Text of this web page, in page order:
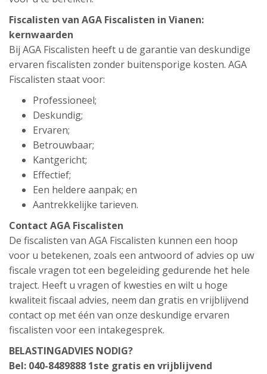
Fiscalisten van AGA Fiscalisten in Vianen:
kernwaarden
Bij AGA Fiscalisten heeft u de garantie van deskundige
ervaren fiscalisten zonder buitensporige kosten. AGA
Fiscalisten staat voor:
Professioneel;
Deskundig;
Ervaren;
Betrouwbaar;
Kantgericht;
Effectief;
Een heldere aanpak; en
Aantrekkelijke tarieven.
Contact AGA Fiscalisten
De fiscalisten van AGA Fiscalisten kunnen een hoop
voor u betekenen, zoals een antwoord of advies op uw
fiscale vragen tot een begeleiding gedurende het hele
traject. Heeft u vragen of kwesties en wilt u hoge
kwaliteit fiscaal advies, neem dan gratis en vrijblijvend
contact op met één van onze deskundige ervaren
fiscalisten voor een intakegesprek.
BELASTINGADVIES NODIG?
Bel: 040-8489888 1ste gratis en vrijblijvend